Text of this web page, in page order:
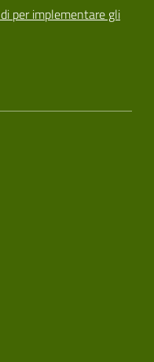
per implementare gli